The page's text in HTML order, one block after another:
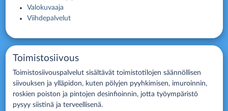
Valokuvaaja
Viihdepalvelut
Toimistosiivous
Toimistosiivouspalvelut sisältävät toimistotilojen säännöllisen
siivouksen ja ylläpidon, kuten pölyjen pyyhkimisen, imuroinnin,
roskien poiston ja pintojen desinfioinnin, jotta työympäristö
pysyy siistinä ja terveellisenä.